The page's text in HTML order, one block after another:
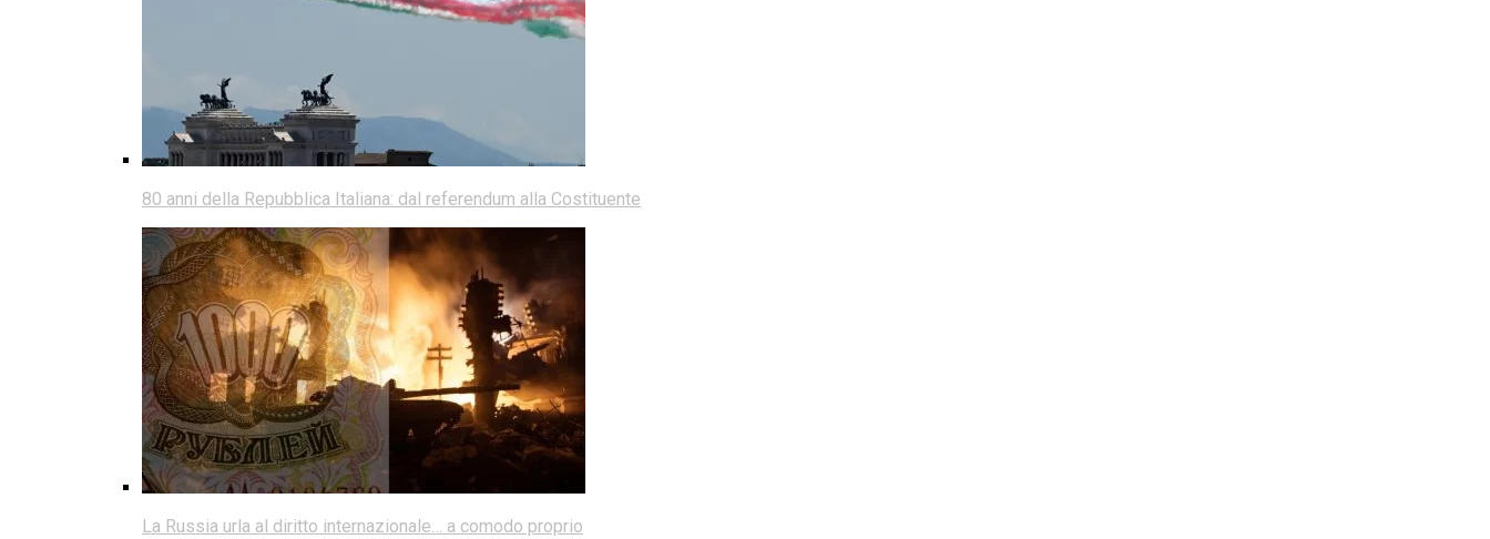
80 anni della Repubblica Italiana: dal referendum alla Costituente
La Russia urla al diritto internazionale… a comodo proprio